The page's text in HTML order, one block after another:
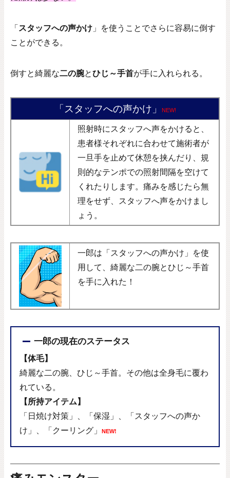
「 スタッフへの声かけ 」を使うことでさらに容易に倒す
ことができる。
倒すと綺麗な二の腕とひじ～手首が手に入れられる。
「スタッフへの声かけ」 NEW!
照射時にスタッフへ声をかけると、
患者様それぞれに合わせて施術者が
一旦手を止めて休憩を挟んだり、規
則的なテンポでの照射間隔を空けて
くれたりします。痛みを感じたら無
理をせず、スタッフへ声をかけまし
ょう。
一郎は「スタッフへの声かけ」を使
用して、綺麗な二の腕とひじ～手首
を手に入れた！
一郎の現在のステータス
【体毛】
綺麗な二の腕、ひじ～手首。その他は全身毛に覆わ
れている。
【所持アイテム】
「日焼け対策」、「保湿」、「スタッフへの声か
け」、「クーリング」
NEW!